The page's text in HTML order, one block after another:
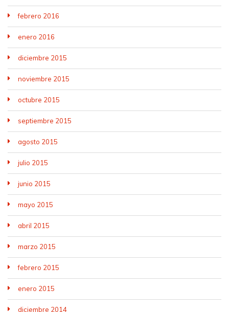
febrero 2016
enero 2016
diciembre 2015
noviembre 2015
octubre 2015
septiembre 2015
agosto 2015
julio 2015
junio 2015
mayo 2015
abril 2015
marzo 2015
febrero 2015
enero 2015
diciembre 2014